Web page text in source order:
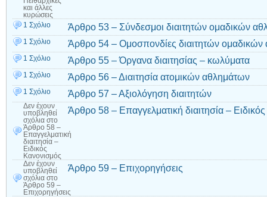
και άλλες
κυρώσεις
1 Σχόλιο
Άρθρο 53 – Σύνδεσμοι διαιτητών ομαδικών
1 Σχόλιο Άρθρο 54 – Ομοσπονδίες διαιτητών
1 Σχόλιο Άρθρο 55 – Όργανα διαιτησίας – κωλύματα
1 Σχόλιο Άρθρο 56 – Διαιτησία ατομικών αθλημάτων
1 Σχόλιο Άρθρο 57 – Αξιολόγηση διαιτητών
Δεν έχουν
υποβληθεί
σχόλια στο
Άρθρο 58 –
Επαγγελματική
διαιτησία –
Ειδικός
Κανονισμός
Άρθρο 58 – Επαγγελματική διαιτησία –
Δεν έχουν
υποβληθεί
σχόλια στο
Άρθρο 59 –
Επιχορηγήσεις
Άρθρο 59 – Επιχορηγήσεις